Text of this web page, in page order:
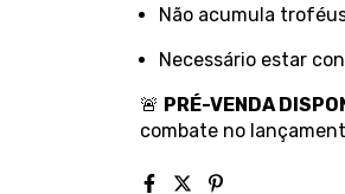
Não acumula
Necessário estar
🚨 PRÉ-VENDA
combate no